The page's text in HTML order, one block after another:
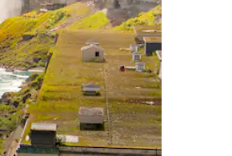
с докосване или плъзгане.